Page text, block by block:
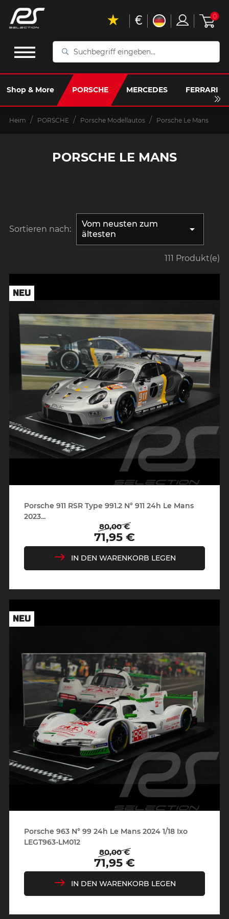
Suchbegriff
Shop & More PORSCHE MERCEDES FERRARI
€ 0
Heim PORSCHE Porsche Modellautos Porsche Le Mans
PORSCHE LE MANS
Sortieren nach:
Vom neusten zum
ältesten

111 Produkt(e)
Porsche 911 RSR Type 991.2 N° 911 24h Le Mans
2023...
Regulärer
Preis
80,00 €
Preis
71,95 €
IN DEN WARENKORB LEGEN
NEU
Porsche 963 N° 99 24h Le Mans 2024 1/18 Ixo
LEGT963-LM012
Regulärer
Preis
80,00 €
Preis
71,95 €
IN DEN WARENKORB LEGEN
NEU